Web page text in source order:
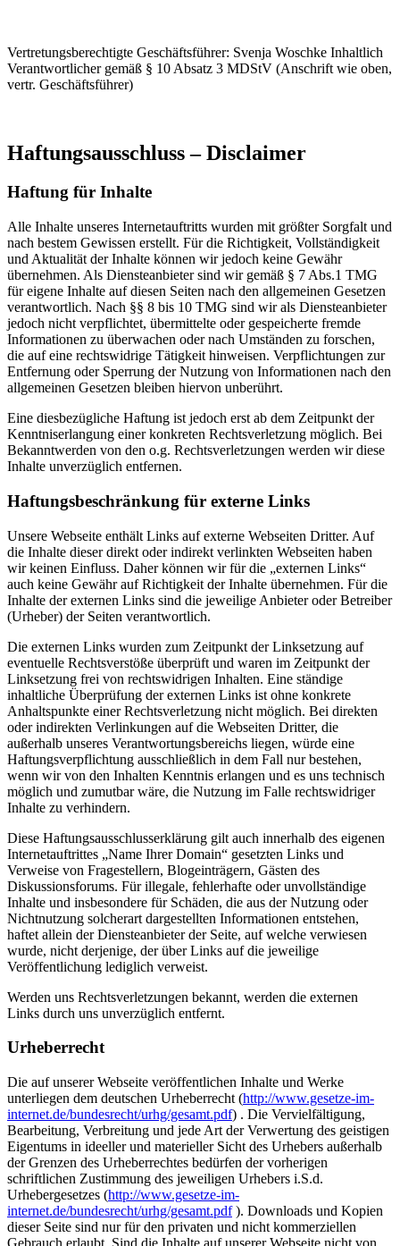
Vertretungsberechtigte Geschäftsführer: Svenja Woschke Inhaltlich
Verantwortlicher gemäß § 10 Absatz 3 MDStV (Anschrift wie oben,
vertr. Geschäftsführer)
Haftungsausschluss – Disclaimer
Haftung für Inhalte
Alle Inhalte unseres Internetauftritts wurden mit größter Sorgfalt und
nach bestem Gewissen erstellt. Für die Richtigkeit, Vollständigkeit
und Aktualität der Inhalte können wir jedoch keine Gewähr
übernehmen. Als Diensteanbieter sind wir gemäß § 7 Abs.1 TMG
für eigene Inhalte auf diesen Seiten nach den allgemeinen Gesetzen
verantwortlich. Nach §§ 8 bis 10 TMG sind wir als Diensteanbieter
jedoch nicht verpflichtet, übermittelte oder gespeicherte fremde
Informationen zu überwachen oder nach Umständen zu forschen,
die auf eine rechtswidrige Tätigkeit hinweisen. Verpflichtungen zur
Entfernung oder Sperrung der Nutzung von Informationen nach den
allgemeinen Gesetzen bleiben hiervon unberührt.
Eine diesbezügliche Haftung ist jedoch erst ab dem Zeitpunkt der
Kenntniserlangung einer konkreten Rechtsverletzung möglich. Bei
Bekanntwerden von den o.g. Rechtsverletzungen werden wir diese
Inhalte unverzüglich entfernen.
Haftungsbeschränkung für externe Links
Unsere Webseite enthält Links auf externe Webseiten Dritter. Auf
die Inhalte dieser direkt oder indirekt verlinkten Webseiten haben
wir keinen Einfluss. Daher können wir für die „externen Links“
auch keine Gewähr auf Richtigkeit der Inhalte übernehmen. Für die
Inhalte der externen Links sind die jeweilige Anbieter oder Betreiber
(Urheber) der Seiten verantwortlich.
Die externen Links wurden zum Zeitpunkt der Linksetzung auf
eventuelle Rechtsverstöße überprüft und waren im Zeitpunkt der
Linksetzung frei von rechtswidrigen Inhalten. Eine ständige
inhaltliche Überprüfung der externen Links ist ohne konkrete
Anhaltspunkte einer Rechtsverletzung nicht möglich. Bei direkten
oder indirekten Verlinkungen auf die Webseiten Dritter, die
außerhalb unseres Verantwortungsbereichs liegen, würde eine
Haftungsverpflichtung ausschließlich in dem Fall nur bestehen,
wenn wir von den Inhalten Kenntnis erlangen und es uns technisch
möglich und zumutbar wäre, die Nutzung im Falle rechtswidriger
Inhalte zu verhindern.
Diese Haftungsausschlusserklärung gilt auch innerhalb des eigenen
Internetauftrittes „Name Ihrer Domain“ gesetzten Links und
Verweise von Fragestellern, Blogeinträgern, Gästen des
Diskussionsforums. Für illegale, fehlerhafte oder unvollständige
Inhalte und insbesondere für Schäden, die aus der Nutzung oder
Nichtnutzung solcherart dargestellten Informationen entstehen,
haftet allein der Diensteanbieter der Seite, auf welche verwiesen
wurde, nicht derjenige, der über Links auf die jeweilige
Veröffentlichung lediglich verweist.
Werden uns Rechtsverletzungen bekannt, werden die externen
Links durch uns unverzüglich entfernt.
Urheberrecht
Die auf unserer Webseite veröffentlichen Inhalte und Werke
unterliegen dem deutschen Urheberrecht (http://www.gesetze-im-
internet.de/bundesrecht/urhg/gesamt.pdf) . Die Vervielfältigung,
Bearbeitung, Verbreitung und jede Art der Verwertung des geistigen
Eigentums in ideeller und materieller Sicht des Urhebers außerhalb
der Grenzen des Urheberrechtes bedürfen der vorherigen
schriftlichen Zustimmung des jeweiligen Urhebers i.S.d.
Urhebergesetzes (http://www.gesetze-im-
internet.de/bundesrecht/urhg/gesamt.pdf). Downloads und Kopien
dieser Seite sind nur für den privaten und nicht kommerziellen
Gebrauch erlaubt. Sind die Inhalte auf unserer Webseite nicht von